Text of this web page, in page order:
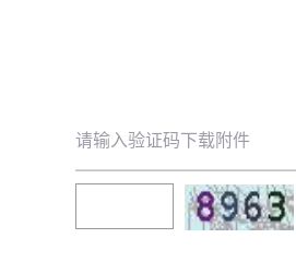
请输入验证码下载附件